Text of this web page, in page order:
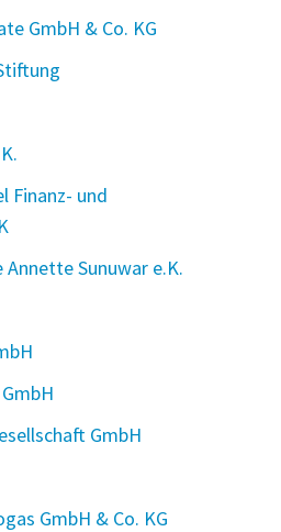
GmbH & Co. KG
Finanz- und
Sunuwar e.K.
GmbH
GmbH & Co. KG